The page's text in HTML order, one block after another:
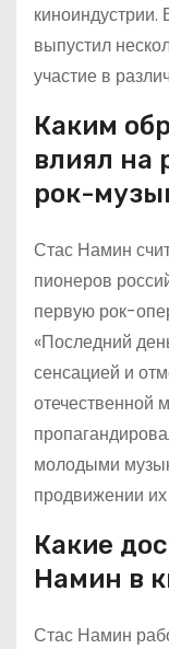
киноиндустрии.
выпустил
участие в
Каким
влиял на
рок-
Стас Намин
пионеров
первую рок-
«Последний
сенсацией и
отечественной
молодыми
продвижении их
Какие
Намин в
Стас Намин